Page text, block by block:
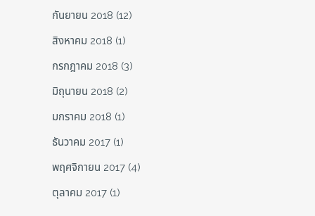
กันยายน 2018 (12)
สิงหาคม 2018 (1)
กรกฎาคม 2018 (3)
มิถุนายน 2018 (2)
มกราคม 2018 (1)
ธันวาคม 2017 (1)
พฤศจิกายน 2017 (4)
ตุลาคม 2017 (1)